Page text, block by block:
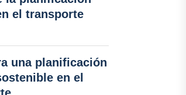
el transporte
una planificación
en el